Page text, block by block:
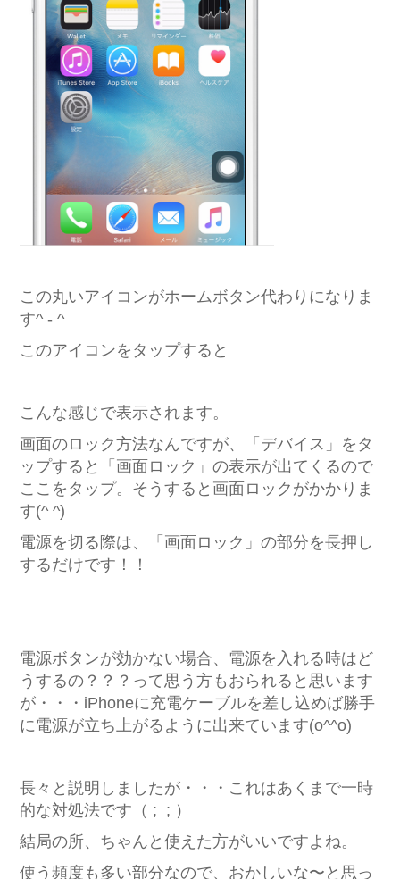
この丸いアイコンがホームボタン代わりになりま
す^ - ^
このアイコンをタップすると
こんな感じで表示されます。
画面のロック方法なんですが、「デバイス」をタ
ップすると「画面ロック」の表示が出てくるので
ここをタップ。そうすると画面ロックがかかりま
す(^ ^)
電源を切る際は、「画面ロック」の部分を長押し
するだけです！！
電源ボタンが効かない場合、電源を入れる時はど
うするの？？？って思う方もおられると思います
が・・・iPhoneに充電ケーブルを差し込めば勝手
に電源が立ち上がるように出来ています(o^^o)
長々と説明しましたが・・・これはあくまで一時
的な対処法です（ ; ; ）
結局の所、ちゃんと使えた方がいいですよね。
使う頻度も多い部分なので、おかしいな〜と思っ